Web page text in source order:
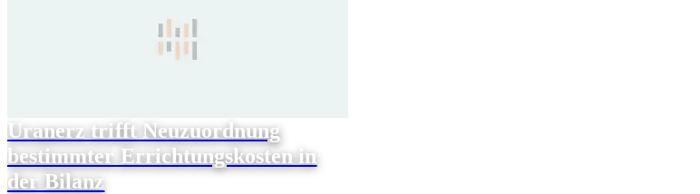
Uranerz trifft Neuzuordnung
bestimmter Errichtungskosten in
der Bilanz